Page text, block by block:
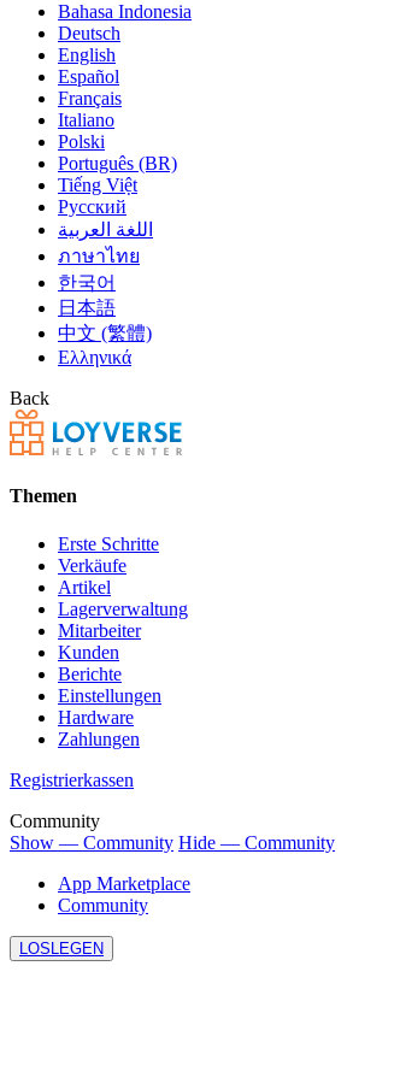
Bahasa Indonesia
Deutsch
English
Español
Français
Italiano
Polski
Português (BR)
Tiếng Việt
Русский
اللغة العربية
ภาษาไทย
한국어
日本語
中文 (繁體)
Ελληνικά
Back
Themen
Erste Schritte
Verkäufe
Artikel
Lagerverwaltung
Mitarbeiter
Kunden
Berichte
Einstellungen
Hardware
Zahlungen
Registrierkassen
Community
Show — Community Hide — Community
App Marketplace
Community
LOSLEGEN